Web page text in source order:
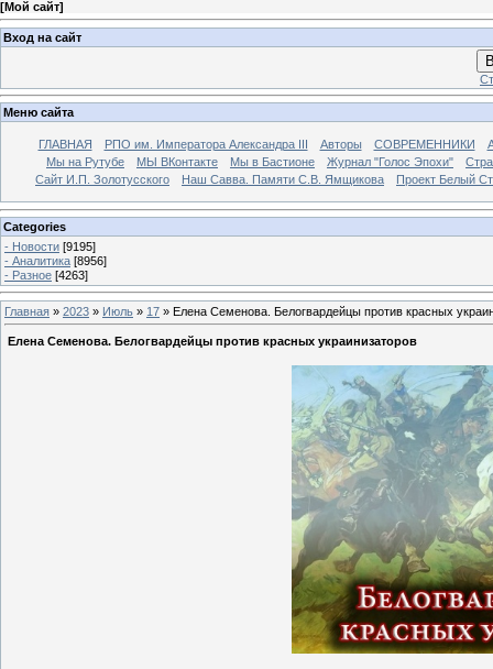
[Мой сайт]
Вход на сайт
Меню сайта
ГЛАВНАЯ РПО им. Императора Александра III Авторы СОВРЕМЕННИКИ
Мы на Рутубе
МЫ ВКонтакте Мы в Бастионе Журнал "Голос Эпохи"
Сайт И.П. Золотусского
Наш Савва. Памяти С.В. Ямщикова Проект Белый
Categories
- Новости [9195]
- Аналитика [8956]
- Разное [4263]
Главная » 2023 » Июль » 17 » Елена Семенова. Белогвардейцы против красных
Елена Семенова. Белогвардейцы против красных украинизаторов